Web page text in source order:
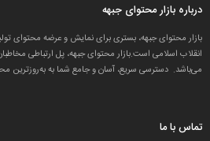
درباره بازار محتوای جبهه
بازار محتوای جبهه، بستری برای نمایش و عرضه محتوای
انقلاب اسلامی است.بازار محتوای جبهه، پل ارتباطی
می‌باشد. دسترسی سریع، آسان و جامع شما به به‌روزترین
تماس با ما